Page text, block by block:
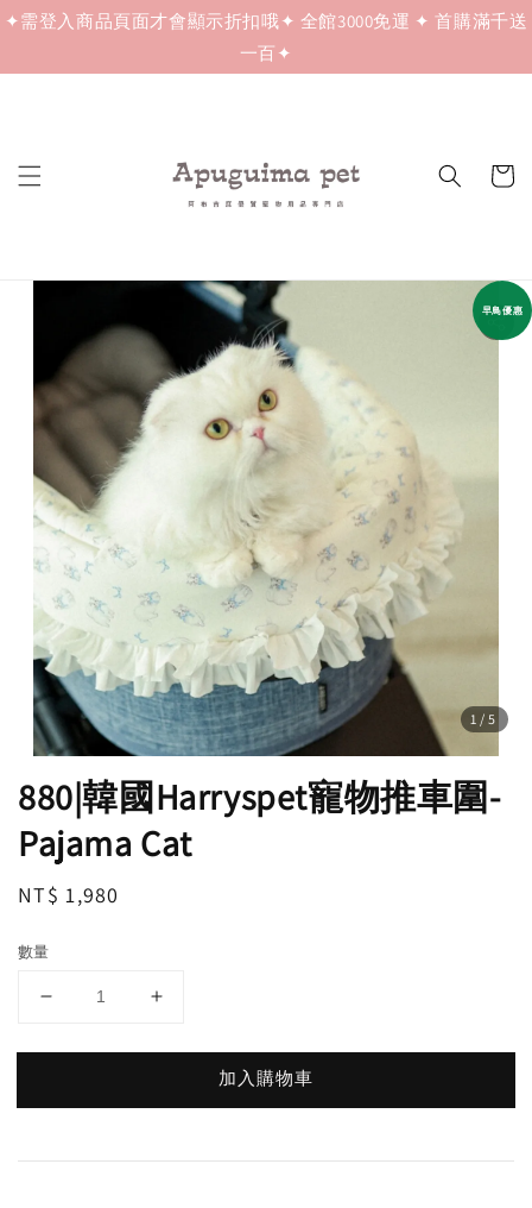
✦需登入商品頁面才會顯示折扣哦✦ 全館3000免運 ✦ 首購滿千送
一百✦
1 /5
早鳥優惠
880|韓國Harryspet寵物推車圍-
Pajama Cat
Regular
NT$ 1,980
數量
加入購物車